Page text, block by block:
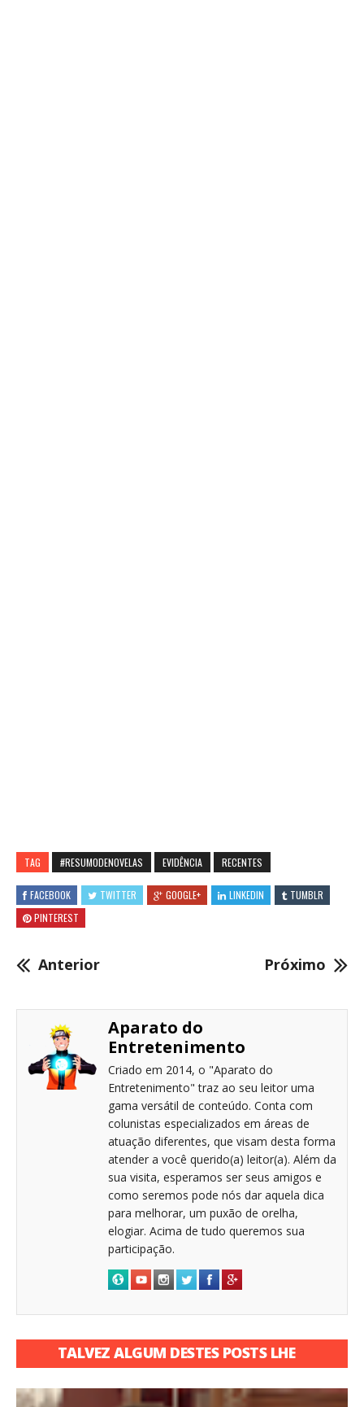
TAG #RESUMODENOVELAS EVIDÊNCIA RECENTES
FACEBOOK TWITTER GOOGLE+ LINKEDIN
TUMBLR
PINTEREST
Anterior Próximo
Aparato do
Entretenimento
Criado em 2014, o "Aparato do
Entretenimento" traz ao seu leitor uma
gama versátil de conteúdo. Conta com
colunistas especializados em áreas de
atuação diferentes, que visam desta forma
atender a você querido(a) leitor(a). Além da
sua visita, esperamos ser seus amigos e
como seremos pode nós dar aquela dica
para melhorar, um puxão de orelha,
elogiar. Acima de tudo queremos sua
participação.
TALVEZ ALGUM DESTES POSTS LHE